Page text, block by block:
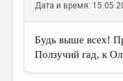
МАЛАЯ ПРОЗА
ЭССЕИСТИКА
Дата и время:
Будь выше всех!
Ползучий гад, к